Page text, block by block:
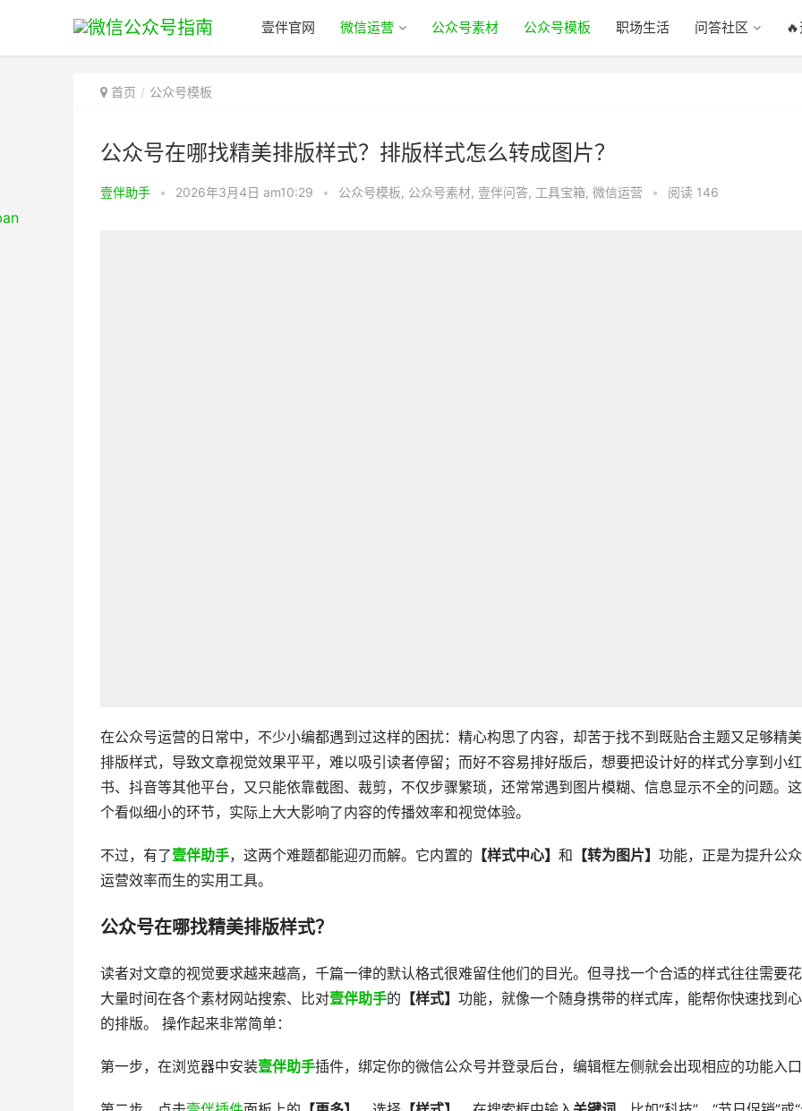
壹伴官网 微信运营 公众号素材 公众号模板 职场生活 问答社区
首页 公众号模板
公众号在哪找精美排版样式？排版样式怎么转成图片？
壹伴助手 • 2026年3月4日 am10:29 • 公众号模板, 公众号素材, 壹伴问答, 工具宝箱, 微信运营 • 阅读 146
在公众号运营的日常中，不少小编都遇到过这样的困扰：精心构思了内容，却苦于找不到既贴合主题又足够精
排版样式，导致文章视觉效果平平，难以吸引读者停留；而好不容易排好版后，想要把设计好的样式分享到小红
书、抖音等其他平台，又只能依靠截图、裁剪，不仅步骤繁琐，还常常遇到图片模糊、信息显示不全的问题。
个看似细小的环节，实际上大大影响了内容的传播效率和视觉体验。
不过，有了壹伴助手，这两个难题都能迎刃而解。它内置的 【样式中心】 和 【转为图片】 功能，正是为提升公
运营效率而生的实用工具。
公众号在哪找精美排版样式？
读者对文章的视觉要求越来越高，千篇一律的默认格式很难留住他们的目光。但寻找一个合适的样式往往需要
大量时间在各个素材网站搜索、比对壹伴助手的 【样式】 功能，就像一个随身携带的样式库，能帮你快速找到
的排版。 操作起来非常简单：
第一步，在浏览器中安装壹伴助手插件，绑定你的微信公众号并登录后台，编辑框左侧就会出现相应的功能入口